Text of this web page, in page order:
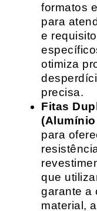
formatos
para
e
otimiza
precisa.
Fitas
para
que
garante a
material,